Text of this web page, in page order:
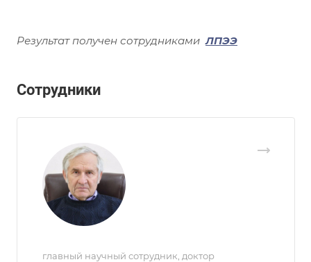
Результат получен сотрудникамиЛПЭЭ
Сотрудники
главный научный сотрудник, доктор